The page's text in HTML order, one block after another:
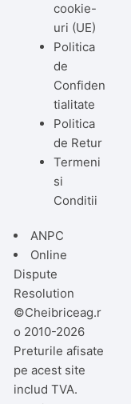
cookie-
uri (UE)
Politica
de
Confiden
tialitate
Politica
de Retur
Termeni
si
Conditii
ANPC
Online
Dispute
Resolution
©Cheibriceag.r
o 2010-2026
Preturile afisate
pe acest site
includ TVA.